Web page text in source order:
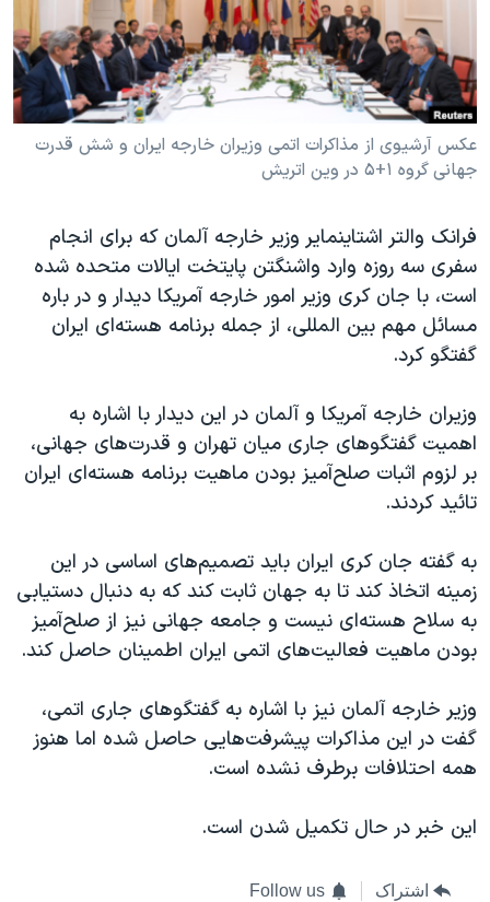
فرهنگ و زندگی
حقوق شهروندی
اقتصادی
علم و فناوری
اسرائیل در جنگ
آرشیو پخش زنده
مستندها
انتخابات ریاست جمهوری آمریکا ۲۰۲۴
حمله جمهوری اسلامی به اسرائیل
رمز مهسا
ورزش زنان در ایران
مجموعه مستندهای دادخواهی
تریبونال مردمی آبان ۹۸
دادگاه حمید نوری
قانون شفافیت دارائی کادر رهبری ایران
اعتراضات مردمی آبان ۹۸
اسرائیل در جنگ
همایش محافظه‌کاران آمریکا «سی‌پک»
صفحه‌های ویژه
سفر پرزیدنت ترامپ به چین
دنبال کنید
زبانهای مختلف
عکس آرشیوی از مذاکرات اتمی وزیران خارجه ایران و شش قدرت
جهانی گروه ۱+۵ در وین اتریش
فرانک والتر اشتاینمایر وزیر خارجه آلمان که برای انجام
سفری سه روزه وارد واشنگتن پایتخت ایالات متحده شده
است، با جان کری وزیر امور خارجه آمریکا دیدار و در باره
مسائل مهم بین المللی، از جمله برنامه هسته‌ای ایران
گفتگو کرد.
وزیران خارجه آمریکا و آلمان در این دیدار با اشاره به
اهمیت گفتگوهای جاری میان تهران و قدرت‌های جهانی،
بر لزوم اثبات صلح‌آمیز بودن ماهیت برنامه هسته‌ای ایران
تائید کردند.
به گفته جان کری ایران باید تصمیم‌های اساسی در این
زمینه اتخاذ کند تا به جهان ثابت کند که به دنبال دستیابی
به سلاح هسته‌ای نیست و جامعه جهانی نیز از صلح‌آمیز
بودن ماهیت فعالیت‌های اتمی ایران اطمینان حاصل کند.
وزیر خارجه آلمان نیز با اشاره به گفتگوهای جاری اتمی،
گفت در این مذاکرات پیشرفت‌هایی حاصل شده اما هنوز
همه احتلافات برطرف نشده است.
این خبر در حال تکمیل شدن است.
اشتراک Follow us